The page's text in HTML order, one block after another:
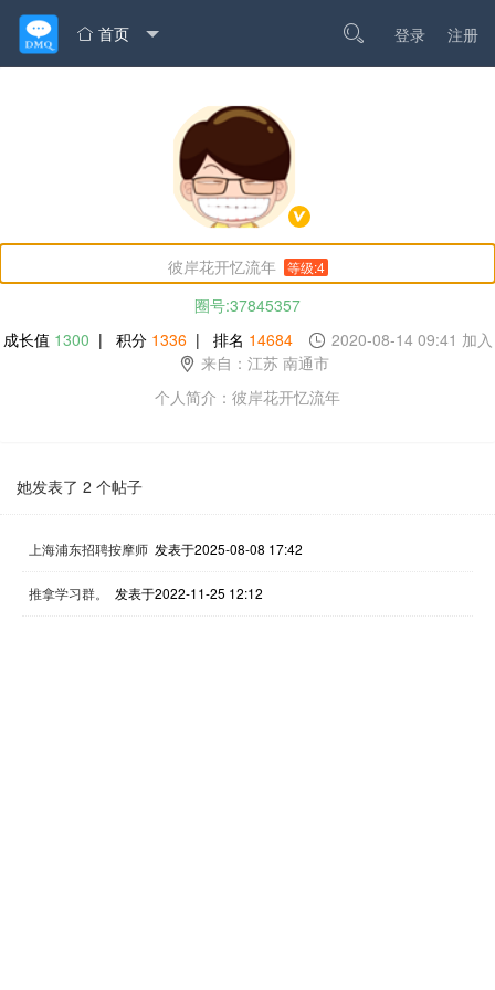
 首页  登录 注册
彼岸花开忆流年 等级:4
圈号:37845357
成长值 1300 | 积分 1336| 排名 14684
2020-08-14 09:41 加入
来自：江苏 南通市
个人简介：彼岸花开忆流年
她发表了 2 个帖子
上海浦东招聘按摩师 发表于2025-08-08 17:42
推拿学习群。 发表于2022-11-25 12:12